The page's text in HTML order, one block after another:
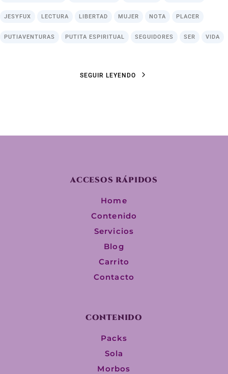
JESYFUX LECTURA LIBERTAD MUJER NOTA PLACER
PUTIAVENTURAS PUTITA ESPIRITUAL SEGUIDORES SER VIDA
SEGUIR LEYENDO
ACCESOS RÁPIDOS
Home
Contenido
Servicios
Blog
Carrito
Contacto
CONTENIDO
Packs
Sola
Morbos